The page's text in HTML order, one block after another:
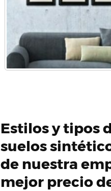
Estilos y tipos
suelos
de nuestra
mejor precio